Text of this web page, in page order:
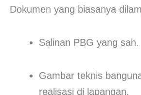
Dokumen yang biasanya
Salinan PBG yang sah.
Gambar teknis
realisasi di lapangan.